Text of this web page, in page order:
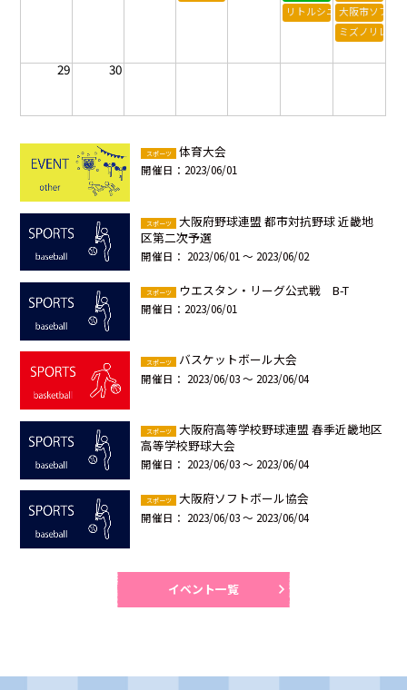
リトルシニア 日本選手権
大阪市ソフト
ミズノリレー
29 30
スポーツ 体育大会
開催日：2023/06/01
スポーツ 大阪府野球連盟 都市対抗野球 近畿地
区第二次予選
開催日： 2023/06/01 ～ 2023/06/02
スポーツ ウエスタン・リーグ公式戦 B-T
開催日：2023/06/01
スポーツ バスケットボール大会
開催日： 2023/06/03 ～ 2023/06/04
スポーツ 大阪府高等学校野球連盟 春季近畿地区
高等学校野球大会
開催日： 2023/06/03 ～ 2023/06/04
スポーツ 大阪府ソフトボール協会
開催日： 2023/06/03 ～ 2023/06/04
イベント一覧